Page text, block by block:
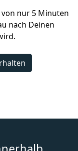
nur 5 Minuten
nach Deinen